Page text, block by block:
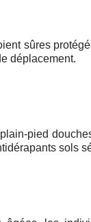
sûres
déplacement.
pied
sols